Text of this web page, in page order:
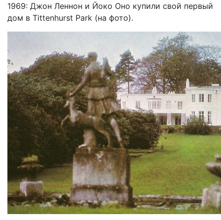
1969: Джон Леннон и Йоко Оно купили свой первый
дом в Tittenhurst Park (на фото).